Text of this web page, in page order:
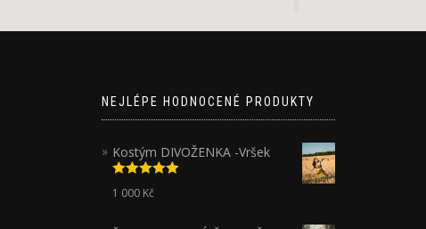
NEJLÉPE HODNOCENÉ PRODUKTY
Kostým DIVOŽENKA -Vršek
Hodnocení
5.00z 5
1 000 Kč